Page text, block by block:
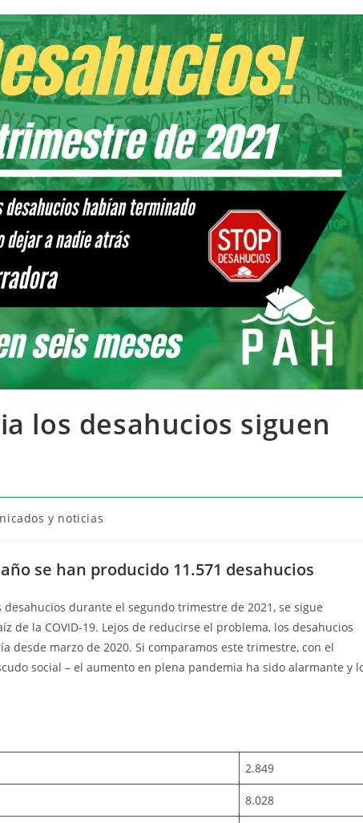
los desahucios siguen
y noticias
se han producido 11.571 desahucios
durante el segundo trimestre de 2021, se sigue
de la COVID-19. Lejos de reducirse el problema, los desahucios
desde marzo de 2020. Si comparamos este trimestre, con el
social – el aumento en plena pandemia ha sido alarmante y
2.849
8.028